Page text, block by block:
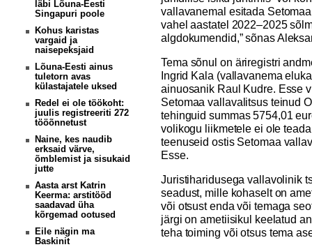
läbi Lõuna-Eesti
Singapuri poole
Kohus karistas
vargaid ja
naisepeksjaid
Lõuna-Eesti ainus
tuletorn avas
külastajatele uksed
Redel ei ole töökoht:
juulis registreeriti 272
tööõnnetust
Naine, kes naudib
erksaid värve,
õmblemist ja sisukaid
jutte
Aasta arst Katrin
Keerma: arstitööd
saadavad üha
kõrgemad ootused
Eile nägin ma
Baskinit
vallavanemal esitada
vahel aastatel 2022–2025
algdokumendid,” sõnas
Tema sõnul on äriregistri
Ingrid Kala (vallavanema
ainuosanik Raul Kudre. Esse
Setomaa vallavalitsus teinud
tehinguid summas 5754,01
volikogu liikmetele ei ole
teenuseid ostis Setomaa
Esse.
Juristiharidusega vallavolinik
seadust, mille kohaselt on
või otsust enda või temaga
järgi on ametiisikul keelatud
teha toiming või otsus tema